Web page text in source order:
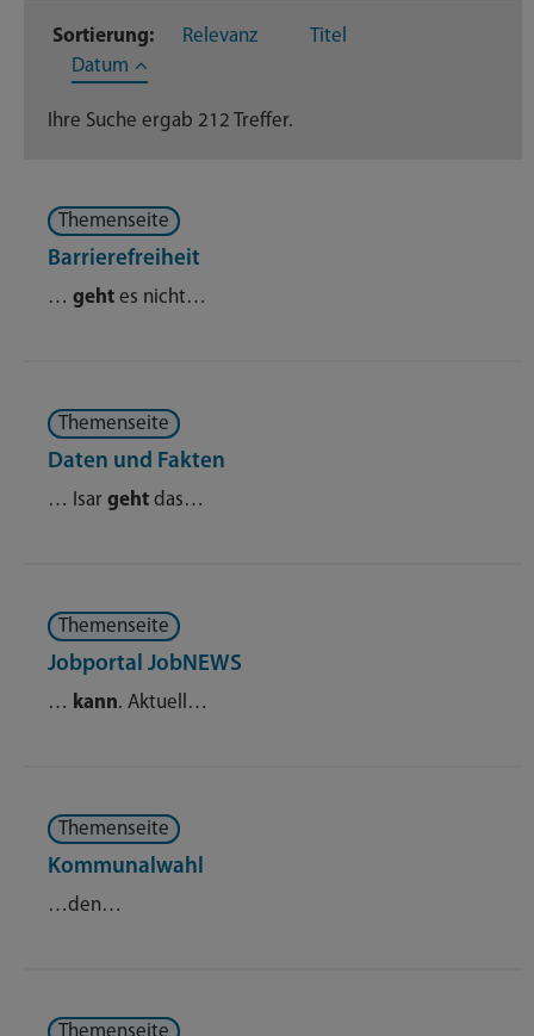
Themenseite
Sortierung: Relevanz
Titel
Datum
Ihre Suche ergab 212 Treffer.
Themenseite
Barrierefreiheit
… geht es nicht…
Themenseite
Daten und Fakten
… Isar geht das…
Themenseite
Jobportal JobNEWS
… kann. Aktuell…
Themenseite
Kommunalwahl
…den…